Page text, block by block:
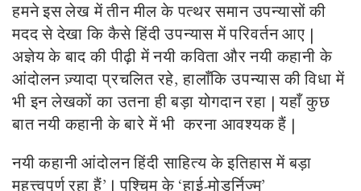
हमने इस लेख में तीन मील के पत्थर समान उपन्यासों की
मदद से देखा कि कैसे हिंदी उपन्यास में परिवर्तन आए |
अज्ञेय के बाद की पीढ़ी में नयी कविता और नयी कहानी के
आंदोलन ज़्यादा प्रचलित रहे, हालाँकि उपन्यास की विधा में
भी इन लेखकों का उतना ही बड़ा योगदान रहा | यहाँ कुछ
बात नयी कहानी के बारे में भी करना आवश्यक हैं |
नयी कहानी आंदोलन हिंदी साहित्य के इतिहास में बड़ा
महत्त्वपूर्ण रहा हैं’ | पश्चिम के ‘हाई-मोडर्निज्म’